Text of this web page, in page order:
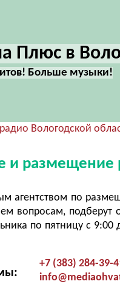
Плюс в
Больше музыки!
Вологодской
и
агентством по
вопросам,
по пятницу с
+7 (383) 284-39-